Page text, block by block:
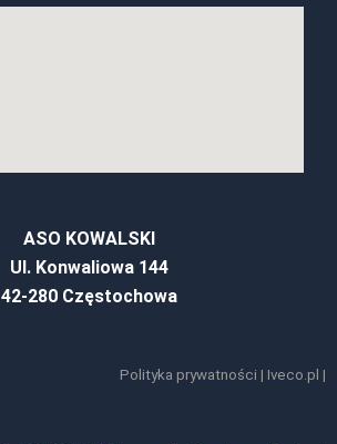
ASO KOWALSKI
Ul. Konwaliowa 144
42-280 Częstochowa
Polityka prywatności | Iveco.pl |